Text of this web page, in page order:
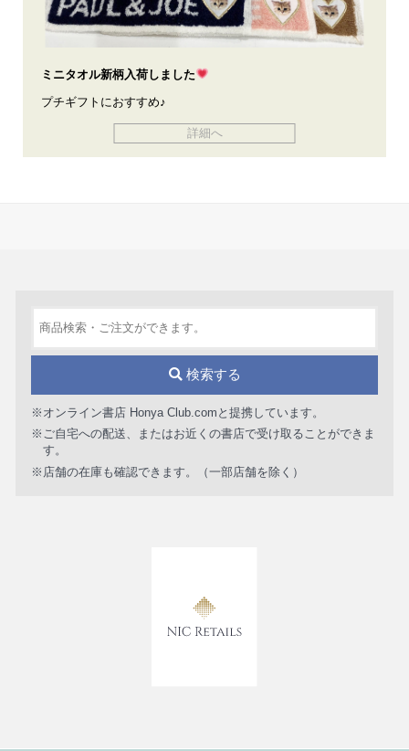
ミニタオル新柄入荷しました
プチギフトにおすすめ♪
詳細へ
検索する
※オンライン書店 Honya Club.comと提携しています。
※ご自宅への配送、またはお近くの書店で受け取ることができま
す。
※店舗の在庫も確認できます。（一部店舗を除く）